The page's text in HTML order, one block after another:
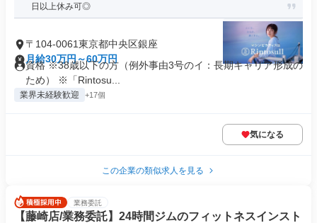
日以上休み可◎
〒104-0061東京都中央区銀座
月給30万円～60万円
資格 ※38歳以下の方（例外事由3号のイ：長期キャリア形成の
ため） ※「Rintosu...
業界未経験歓迎 +17個
気になる
この企業の類似求人を見る
業務委託
【藤崎店/業務委託】24時間ジムのフィットネスインスト